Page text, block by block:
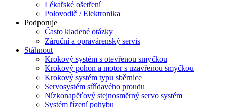
Lékařské ošetření
Polovodič / Elektronika
Podporuje
Často kladené otázky
Záruční a opravárenský servis
Stáhnout
Krokový systém s otevřenou smyčkou
Krokový pohon a motor s uzavřenou smyčkou
Krokový systém typu sběrnice
Servosystém střídavého proudu
Nízkonapěťový stejnosměrný servo systém
Systém řízení pohybu